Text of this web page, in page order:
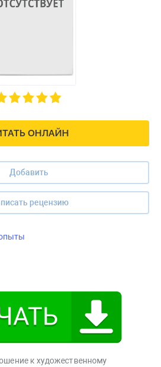
ОНЛАЙН
Добавить
рецензию
к художественному